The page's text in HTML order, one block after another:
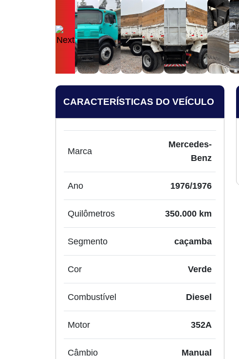
CARACTERÍSTICAS DO VEÍCULO
Marca
Mercedes-
Benz
Ano 1976/1976
Quilômetros 350.000 km
Segmento caçamba
Cor Verde
Combustível Diesel
Motor 352A
Câmbio Manual